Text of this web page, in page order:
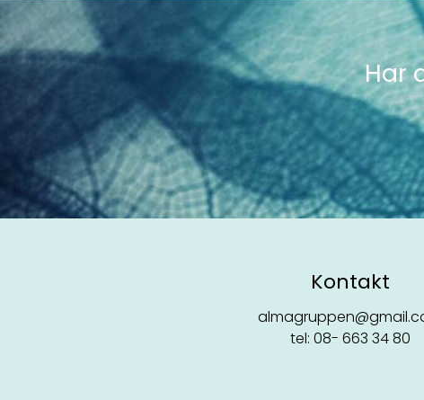
Har
Kontakt
tel: 08- 663 34 80